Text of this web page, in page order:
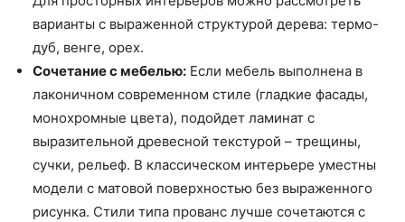
варианты с выраженной структурой дерева: термо-
дуб, венге, орех.
Сочетание с мебелью: Если мебель выполнена в
лаконичном современном стиле (гладкие фасады,
монохромные цвета), подойдет ламинат с
выразительной древесной текстурой – трещины,
сучки, рельеф. В классическом интерьере уместны
модели с матовой поверхностью без выраженного
рисунка. Стили типа прованс лучше сочетаются с